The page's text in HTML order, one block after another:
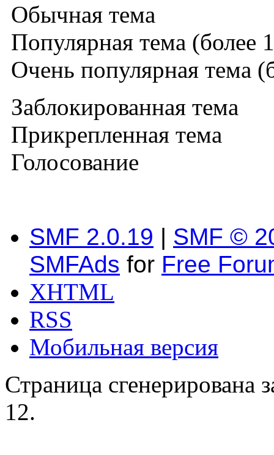
Обычная тема
Популярная тема (более
Очень популярная тема
Заблокированная тема
Прикрепленная тема
Голосование
SMF 2.0.19 | SMF ©
SMFAds for Free
XHTML
RSS
Мобильная версия
Страница сгенерирована
12.